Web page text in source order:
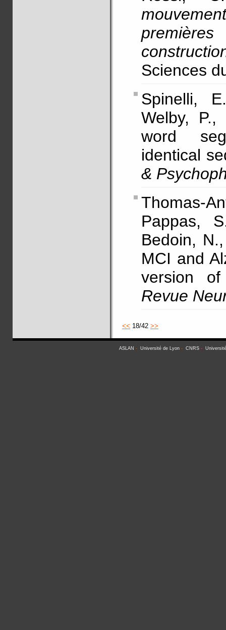
Sciences
Spinelli,
Welby,
word
identical
&
Thomas-
Pappas,
Bedoin,
MCI and
version
Revue
<< 18/42 >>
ASLAN - Université de Lyon - CNRS -